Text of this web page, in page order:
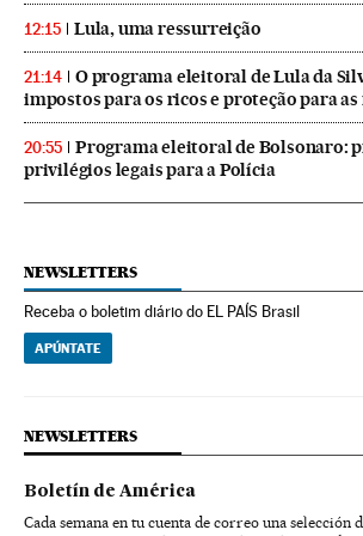
12:15 Lula, uma ressurreição
21:14
O programa eleitoral de Lula da
impostos para os ricos e proteção para
20:55
Programa eleitoral de Bolsonaro:
privilégios legais para a Polícia
NEWSLETTERS
Receba o boletim diário do EL PAÍS Brasil
APÚNTATE
NEWSLETTERS
Boletín de América
Cada semana en tu cuenta de correo una selección